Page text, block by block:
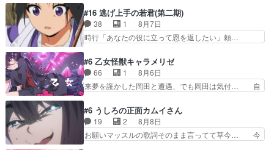
ましてはアサちゃん目的で… "顔で損してる"企み
顔て何…wアスマさん… 顔で損してるアスマさん
ついでに声でも損し…
イに功績を挙げさせて政権と軍のバラン… 覇道の
トルイと王道のオゴタイって感じかな… 賢い人物
の行動は想定した目的達成のための… シタラとボ
ラクチンの考えが初めてシンクロ… ドレゲネのテ
ンゴル政治」国家の表舞台に… 前回のシタラと対
比したおおらかな笑顔が印… 戦争よりも経済の領
域をその視野に入れてい…
#16 逃げ上手の若君(第二期)
38 1
8月7日
時行「あなたの役に立って恩を返したい」頼…
のアニメの演出、同じCloverWor… 貞宗の思考を
読み切れなかったのは、経験の… 信濃仮面いった
い誰なんだ！役に立ちたいで… 人形だったり将棋
だったり、諏訪神党の三大… ・これ罠じゃない
意味。特に諏訪の地は山… 薄々思ってたけど実写
パートに対する熱意が… 亜也子ちゃん面白い親父
さんが無事で良かっ…
#6 乙女怪獣キャラメリゼ
66 1
8月6日
来夢を誑かした岡田と遭遇、でも岡田は気付… 自
なからのメイク道具が、らいりーさんを… らいり
ーの影響で理想に向けて努力する黒絵… コングと
ゴ〇ラの怪獣大決戦!?w黒絵の友… らいりーが己
のルッキズムと相対する話とし… らいりーさんが
#6 うしろの正面カムイさん
19 2
8月8日
お願いマッスルの歌詞そのまま言ってて草今… 今